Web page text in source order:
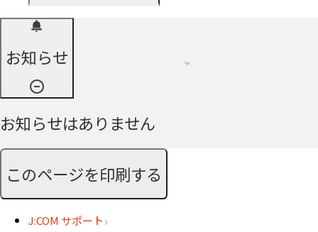
お知らせ
お知らせはありません
このページを印刷する
J:COM サポート